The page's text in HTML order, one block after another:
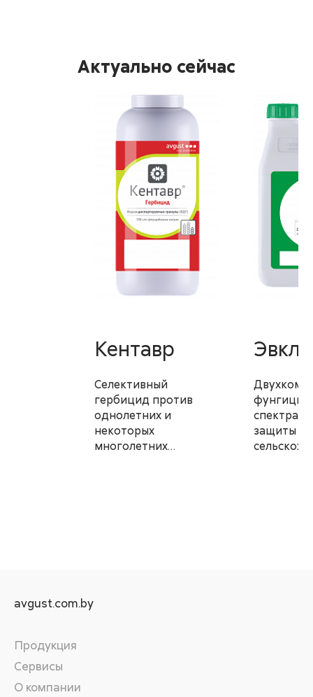
Актуально сейчас
Кентавр
Селективный
гербицид против
однолетних и
некоторых
многолетних
спектра
защиты
avgust.com.by
Продукция
Сервисы
О компании